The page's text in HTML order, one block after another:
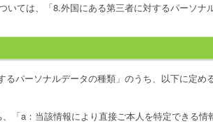
ては、「8.外国にある第三者に対するパーソナ
パーソナルデータの種類」のうち、以下に定め
「a：当該情報により直接ご本人を特定できる情